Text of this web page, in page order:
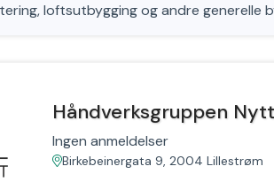
loftsutbygging og andre generelle
Håndverksgruppen
Ingen anmeldelser
Birkebeinergata 9, 2004 Lillestrøm